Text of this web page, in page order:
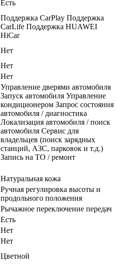
Есть
Поддержка CarPlay Поддержка
CarLife Поддержка HUAWEI
HiCar
Нет
Нет
Нет
Управление дверями автомобиля
Запуск автомобиля Управление
кондиционером Запрос состояния
автомобиля / диагностика
Локализация автомобиля / поиск
автомобиля Сервис для
владельцев (поиск зарядных
станций, АЗС, парковок и т.д.)
Запись на ТО / ремонт
Натуральная кожа
Ручная регулировка высоты и
продольного положения
Рычажное переключение передач
Есть
Нет
Нет
Цветной